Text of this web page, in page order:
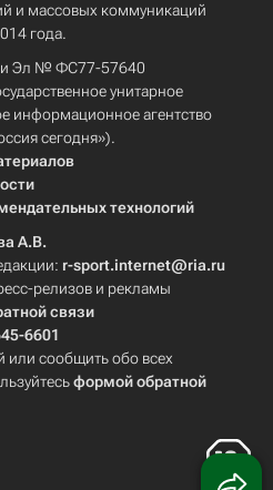
и массовых коммуникаций
года.
Эл № ФС77-57640
унитарное
информационное агентство
сегодня»).
технологий
А.В.
r-sport.internet@ria.ru
релизов и рекламы
связи
6601
или сообщить обо всех
формой обратной